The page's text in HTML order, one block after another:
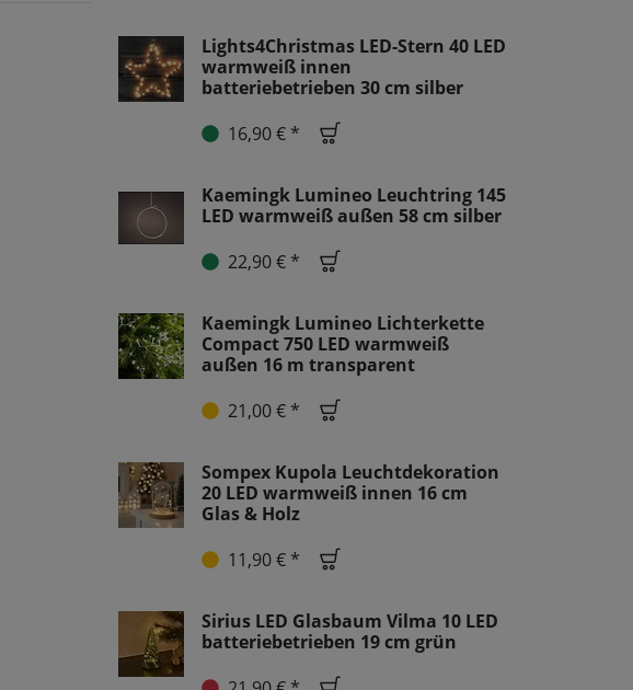
Lights4Christmas LED-Stern 40 LED
warmweiß innen
batteriebetrieben 30 cm silber
16,90 € *
Kaemingk Lumineo Leuchtring 145
LED warmweiß außen 58 cm silber
22,90 € *
Kaemingk Lumineo Lichterkette
Compact 750 LED warmweiß
außen 16 m transparent
21,00 € *
Sompex Kupola Leuchtdekoration
20 LED warmweiß innen 16 cm
Glas & Holz
11,90 € *
Sirius LED Glasbaum Vilma 10 LED
batteriebetrieben 19 cm grün